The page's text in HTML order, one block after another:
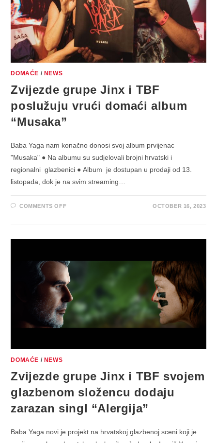
DOMAĆE / NEWS
Zvijezde grupe Jinx i TBF
poslužuju vrući domaći album
“Musaka”
Baba Yaga nam konačno donosi svoj album prvijenac
"Musaka" ● Na albumu su sudjelovali brojni hrvatski i
regionalni glazbenici ● Album je dostupan u prodaji od 13.
listopada, dok je na svim streaming…
COMMENTS OFFON
ALBUM
“MUSAKA”
OCTOBER 16, 2023
DOMAĆE / NEWS
Zvijezde grupe Jinx i TBF svojem
glazbenom složencu dodaju
zarazan singl “Alergija”
Baba Yaga novi je projekt na hrvatskoj glazbenoj sceni koji je